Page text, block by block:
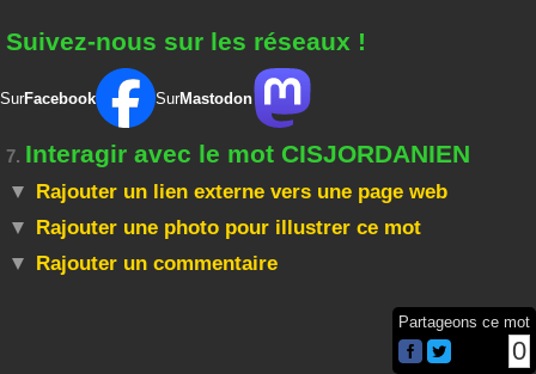
Suivez-nous sur les réseaux !
SurFacebook SurMastodon
7. Interagir avec le mot CISJORDANIEN
Rajouter un lien externe vers une page web
Rajouter une photo pour illustrer ce mot
Rajouter un commentaire
Partageons ce mot
0